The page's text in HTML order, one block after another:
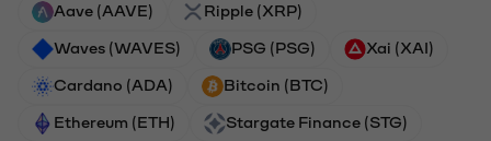
Aave (AAVE) Ripple (XRP)
Waves (WAVES) PSG (PSG) Xai (XAI)
Cardano (ADA) Bitcoin (BTC)
Ethereum (ETH) Stargate Finance (STG)